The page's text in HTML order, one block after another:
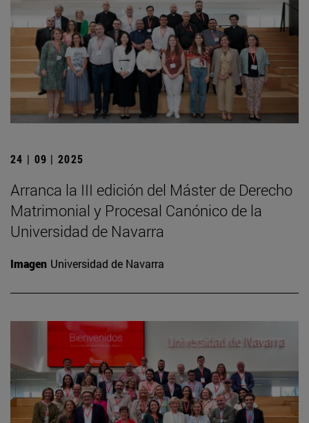
24 | 09 | 2025
Arranca la III edición del Máster de Derecho
Matrimonial y Procesal Canónico de la
Universidad de Navarra
Imagen Universidad de Navarra